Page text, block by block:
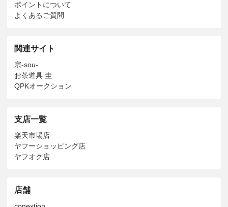
ポイントについて
よくあるご質問
関連サイト
宗-sou-
お茶道具 圭
QPKオークション
支店一覧
楽天市場店
ヤフーショッピング店
ヤフオク店
店舗